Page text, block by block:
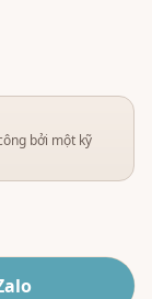
bởi một kỹ